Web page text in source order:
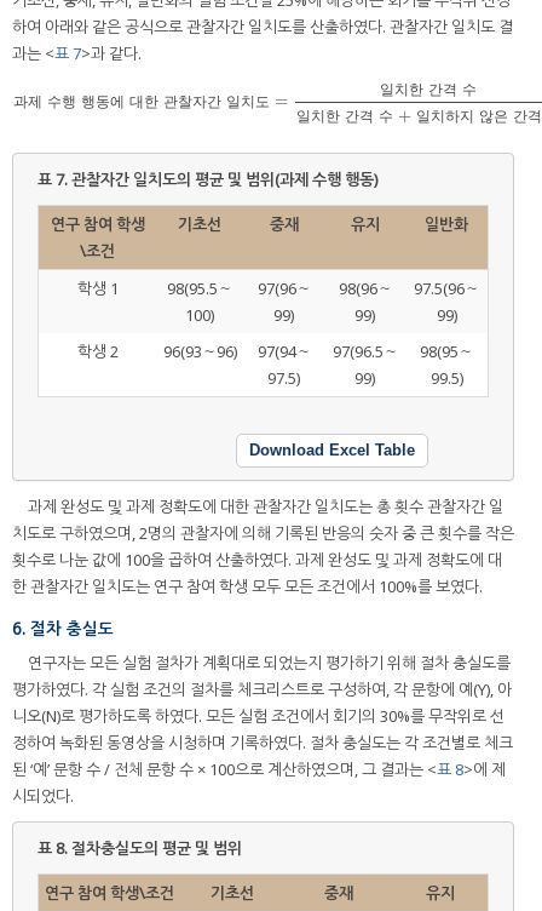
하여 아래와 같은 공식으로 관찰자간 일치도를 산출하였다. 관찰자간 일치도 결
과는 <표 7>과 같다.
과제 수행 행동에 대 한 관찰자간 일 치 도 =
일 치 한 간격 수
일 치 한 간격 수 + 일 치 하지 않은 간격
과제 수행 행동에 대한 관찰자간 일치도=일치한 간격 수일치한 간격 수 + 일치하지 않은
표 7.관찰자간 일치도의 평균 및 범위(과제 수행 행동)
연구 참여 학생
\조건
기초선 중재 유지 일반화
학생 1
98(95.5～
100)
97(96～
99)
98(96～
99)
97.5(96～
99)
학생 2
96(93～96)
97(94～
97.5)
97(96.5～
99)
98(95～
99.5)
Download Excel Table
과제 완성도 및 과제 정확도에 대한 관찰자간 일치도는 총 횟수 관찰자간 일
치도로 구하였으며, 2명의 관찰자에 의해 기록된 반응의 숫자 중 큰 횟수를 작은
횟수로 나눈 값에 100을 곱하여 산출하였다. 과제 완성도 및 과제 정확도에 대
한 관찰자간 일치도는 연구 참여 학생 모두 모든 조건에서 100%를 보였다.
6. 절차 충실도
연구자는 모든 실험 절차가 계획대로 되었는지 평가하기 위해 절차 충실도를
평가하였다. 각 실험 조건의 절차를 체크리스트로 구성하여, 각 문항에 예(Y), 아
니오(N)로 평가하도록 하였다. 모든 실험 조건에서 회기의 30%를 무작위로 선
정하여 녹화된 동영상을 시청하며 기록하였다. 절차 충실도는 각 조건별로 체크
된 ‘예’ 문항 수 / 전체 문항 수 × 100으로 계산하였으며, 그 결과는 <표 8>에 제
시되었다.
표 8.절차충실도의 평균 및 범위
연구 참여 학생\조건 기초선 중재
유지